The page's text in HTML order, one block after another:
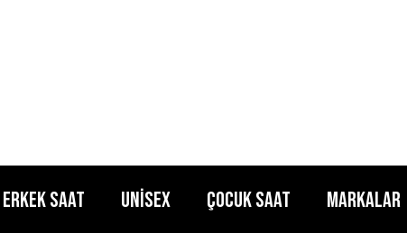
Erkek Saat Unisex Çocuk Saat Markalar